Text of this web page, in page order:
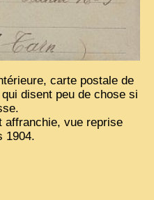
carte postale de
disent peu de chose si
affranchie, vue reprise
1904.